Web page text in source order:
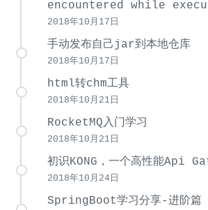
encountered while
2018年10月17日
手动发布自己jar到本地仓库
2018年10月17日
html转chm工具
2018年10月21日
RocketMQ入门学习
2018年10月21日
初识KONG，一个高性能Api
2018年10月24日
SpringBoot学习分享-进阶篇